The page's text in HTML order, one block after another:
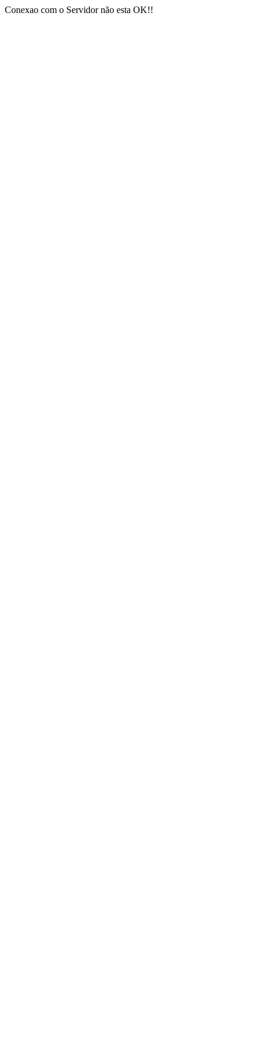
Conexao com o Servidor não esta OK!!